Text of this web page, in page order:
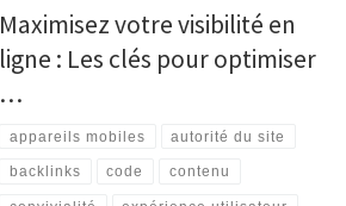
Maximisez votre visibilité en
ligne : Les clés pour optimiser
…
appareils mobiles autorité du site
backlinks code contenu